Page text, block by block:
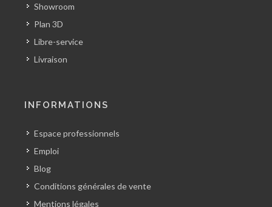
Showroom
Plan 3D
Libre-service
Livraison
INFORMATIONS
Espace professionnels
Emploi
Blog
Conditions générales de vente
Mentions légales